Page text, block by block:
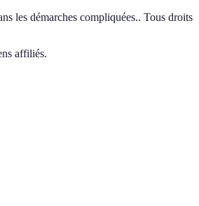
les démarches compliquées.. Tous droits
affiliés.